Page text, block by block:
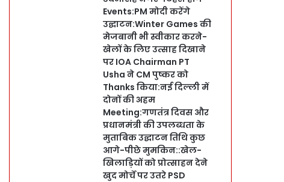
Events:PM मोदी करेंगे
उद्घाटन:Winter Games की
मेजबानी भी स्वीकार करने-
खेलों के लिए उत्साह दिखाने
पर IOA Chairman PT
Usha ने CM पुष्कर को
Thanks किया:नई दिल्ली में
दोनों की अहम
Meeting:गणतंत्र दिवस और
प्रधानमंत्री की उपलब्धता के
मुताबिक उद्घाटन तिथि कुछ
आगे-पीछे मुमकिन::खेल-
खिलाड़ियों को प्रोत्साहन देने
खुद मोर्चे पर उतरे PSD